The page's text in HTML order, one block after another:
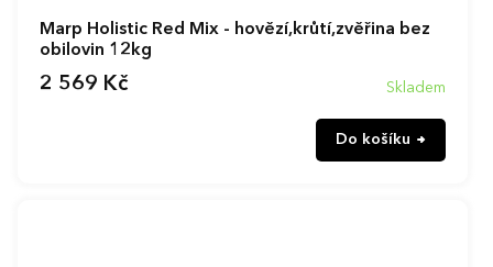
Marp Holistic Red Mix - hovězí,krůtí,zvěřina bez
obilovin 12kg
Skladem
2 569 Kč
Do košíku